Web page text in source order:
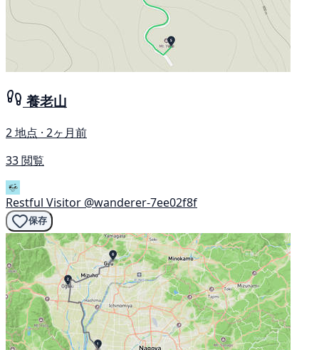
養老山
2 地点 · 2ヶ月前
33 閲覧
Restful Visitor @wanderer-7ee02f8f
保存